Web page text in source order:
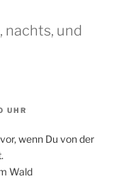
nachts, und
UHR
wenn Du von der
Wald